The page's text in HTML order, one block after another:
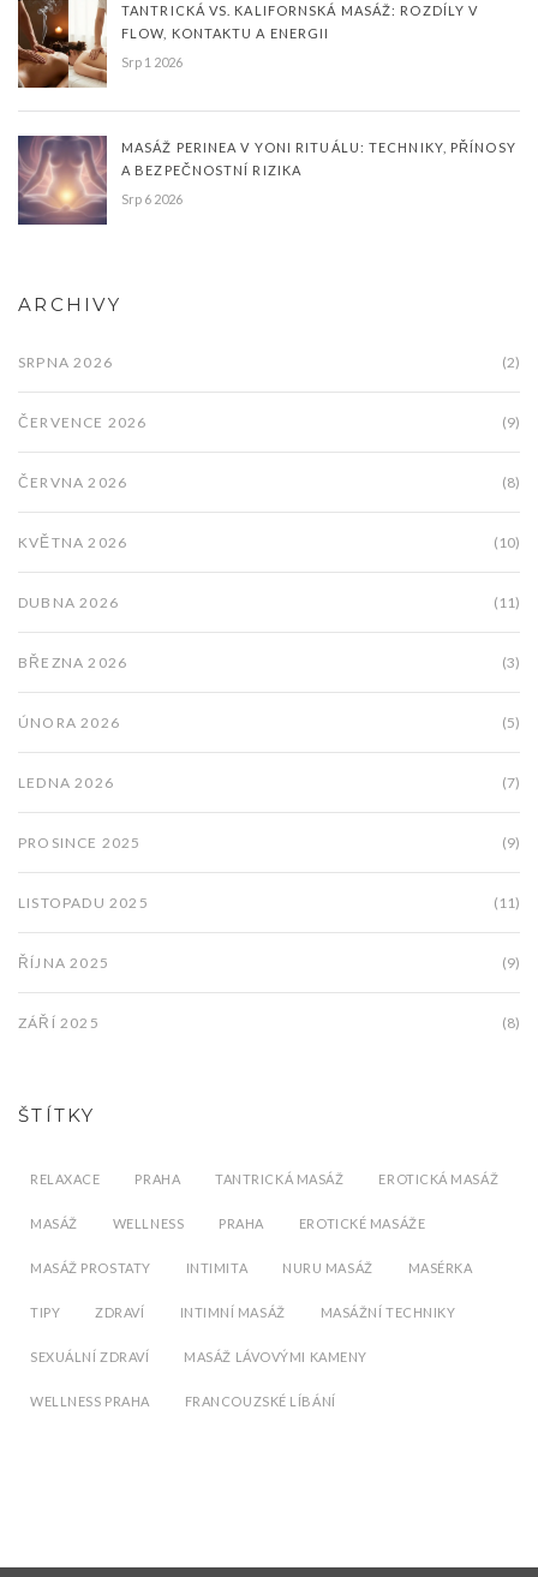
TANTRICKÁ VS. KALIFORNSKÁ MASÁŽ: ROZDÍLY V
FLOW, KONTAKTU A ENERGII
Srp 1 2026
MASÁŽ PERINEA V YONI RITUÁLU: TECHNIKY, PŘÍNOSY
A BEZPEČNOSTNÍ RIZIKA
Srp 6 2026
ARCHIVY
SRPNA 2026 (2)
ČERVENCE 2026 (9)
ČERVNA 2026 (8)
KVĚTNA 2026 (10)
DUBNA 2026 (11)
BŘEZNA 2026 (3)
ÚNORA 2026 (5)
LEDNA 2026 (7)
PROSINCE 2025 (9)
LISTOPADU 2025 (11)
ŘÍJNA 2025 (9)
ZÁŘÍ 2025 (8)
ŠTÍTKY
RELAXACE PRAHA TANTRICKÁ MASÁŽ EROTICKÁ MASÁŽ
MASÁŽ WELLNESS PRAHA EROTICKÉ MASÁŽE
MASÁŽ PROSTATY INTIMITA NURU MASÁŽ MASÉRKA
TIPY ZDRAVÍ INTIMNÍ MASÁŽ MASÁŽNÍ TECHNIKY
SEXUÁLNÍ ZDRAVÍ MASÁŽ LÁVOVÝMI KAMENY
WELLNESS PRAHA FRANCOUZSKÉ LÍBÁNÍ